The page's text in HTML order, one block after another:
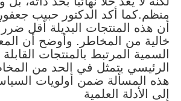
منظم.كما أكد الدكتور حبيب
أن هذه المنتجات البديلة أقل
خالية من المخاطر. وأوضح أن
السمية المرتبط بالمنتجات
الرئيسي يتمثل في الحد من
هذه المسألة ضمن أولويات
إلى الأدلة العلمية